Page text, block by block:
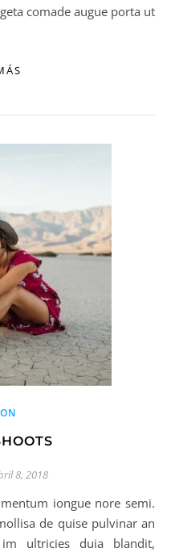
comade augue porta ut
8, 2018
de quise pulvinar an
ultricies duia blandit,